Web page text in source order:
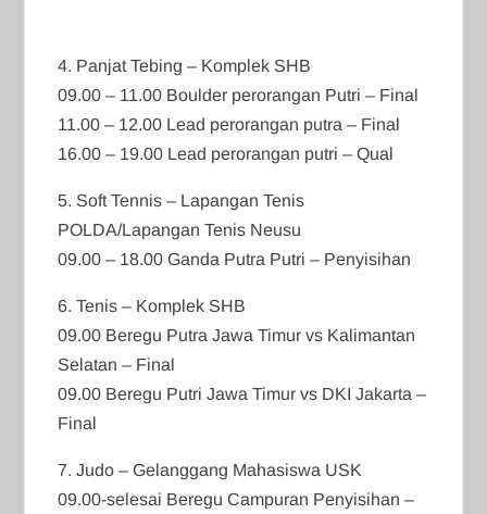
4. Panjat Tebing – Komplek SHB
09.00 – 11.00 Boulder perorangan Putri – Final
11.00 – 12.00 Lead perorangan putra – Final
16.00 – 19.00 Lead perorangan putri – Qual
5. Soft Tennis – Lapangan Tenis
POLDA/Lapangan Tenis Neusu
09.00 – 18.00 Ganda Putra Putri – Penyisihan
6. Tenis – Komplek SHB
09.00 Beregu Putra Jawa Timur vs Kalimantan
Selatan – Final
09.00 Beregu Putri Jawa Timur vs DKI Jakarta –
Final
7. Judo – Gelanggang Mahasiswa USK
09.00-selesai Beregu Campuran Penyisihan –